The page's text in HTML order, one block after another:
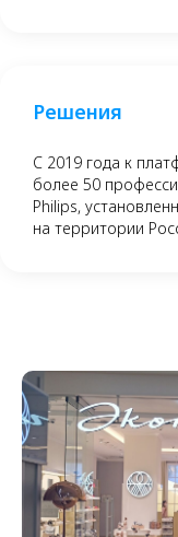
Решения
C 2019 года к
более 50
Philips,
на территории